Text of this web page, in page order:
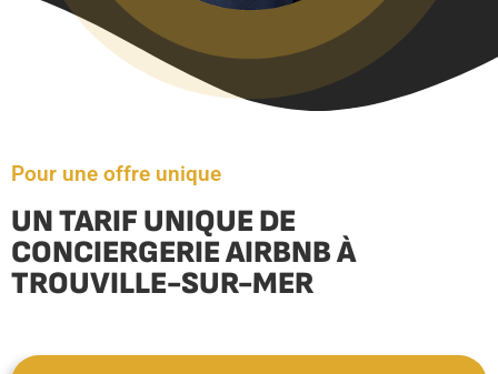
Pour une offre unique
UN TARIF UNIQUE DE
CONCIERGERIE AIRBNB À
TROUVILLE-SUR-MER